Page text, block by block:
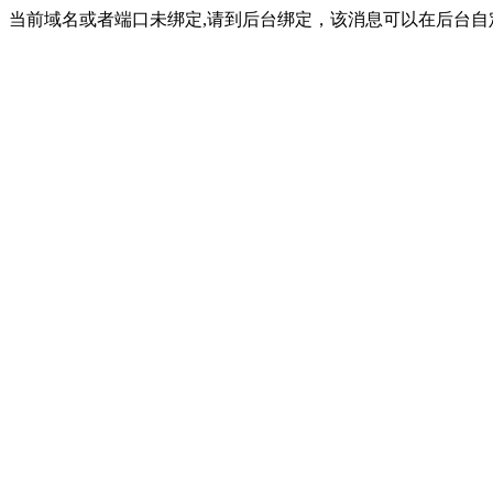
当前域名或者端口未绑定,请到后台绑定，该消息可以在后台自